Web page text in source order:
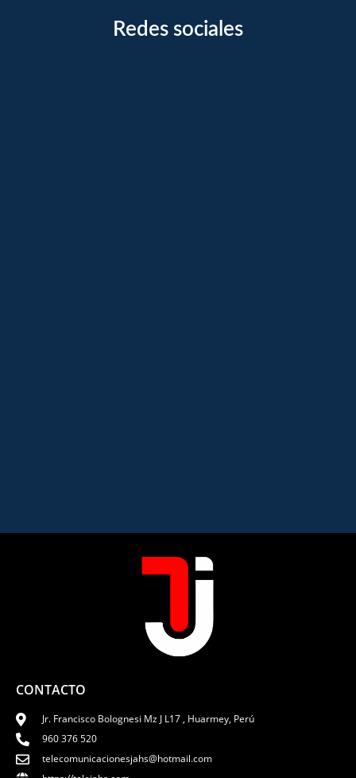
Redes sociales
CONTACTO
Jr. Francisco Bolognesi Mz J L17 , Huarmey, Perú
960 376 520
telecomunicacionesjahs@hotmail.com